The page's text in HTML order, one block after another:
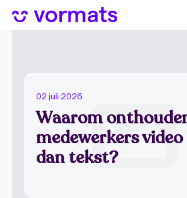
02 juli 2026
Waarom
medewerkers
dan tekst?